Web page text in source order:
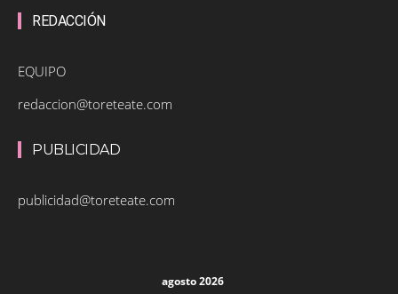
REDACCIÓN
EQUIPO
redaccion@toreteate.com
PUBLICIDAD
publicidad@toreteate.com
agosto 2026